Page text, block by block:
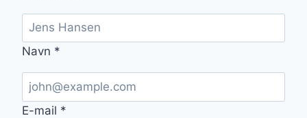
Navn *
E-mail *